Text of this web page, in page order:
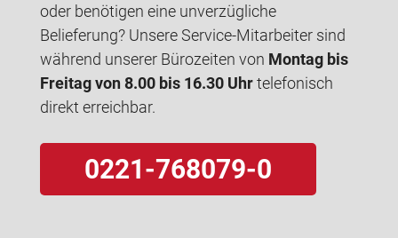
oder benötigen eine unverzügliche
Belieferung? Unsere Service-Mitarbeiter sind
während unserer Bürozeiten von Montag bis
Freitag von 8.00 bis 16.30 Uhrtelefonisch
direkt erreichbar.
0221-768079-0